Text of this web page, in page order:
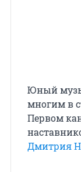
Юный
многим в
Первом
Дмитрия